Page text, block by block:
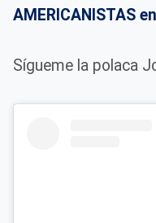
AMERICANISTAS
Sígueme la polaca